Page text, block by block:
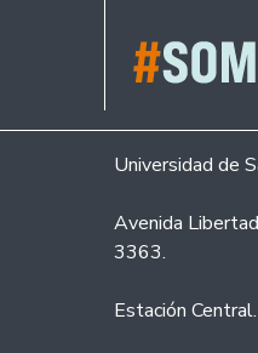
Universidad de
Avenida
3363.
Estación